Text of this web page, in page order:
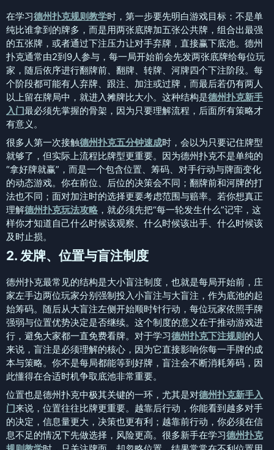
在学习德州扑克规则教学时，第一步要先明白游戏目标：不是单
纯比谁拿到的牌多，而是用两张底牌加五张公共牌，组合出最强
的五张牌，或者通过下注压力让对手弃牌，直接赢下底池。德州
扑克通常由2到9人参与，每一局开始前会先发两张底牌给每位玩
家，随后依序进行翻牌前、翻牌、转牌、河牌四个下注阶段。每
个阶段都可能有人弃牌、跟注、加注或过牌，而最后若仍有两人
以上留在牌局中，就进入摊牌比大小。这种结构是德州扑克新手
入门最必须先掌握的骨架，因为只要理解流程，后面所有策略才
有意义。
很多人第一次接触德州扑克五分钟速成时，会以为只要记住牌型
就够了，但实际上流程比牌型更重要。因为德州扑克不是单纯的
“拿好牌就赢”，而是一个包含位置、筹码、对手行动与牌面变化
的动态游戏。你在前位、后位的决策会不同；翻牌前和河牌的打
法也不同；面对加注时的选择更要考虑范围与赔率。若你想真正
理解德州扑克玩法攻略 ，就必须先把“每一轮发生什么”记牢，这
样你才知道自己什么时候该观察、什么时候该出手、什么时候该
及时止损。
2. 发牌、位置与盲注制度
德州扑克最常见的结构是大小盲注制度，也就是每局开始前，庄
家左手边两位玩家分别强制投入小盲注与大盲注，作为底池的起
始筹码。随后从大盲注左侧开始顺时针行动，每位玩家依照手牌
强弱与位置优势决定是否继续。这个制度的意义在于推动游戏进
行，避免大家都一直免费看牌。对于学习德州扑克下注规则的人
来说，盲注是必须理解的核心，因为它直接影响你每一手牌的成
本与策略。你不是每局都能等到好牌，盲注会不断消耗筹码，因
此懂得在合适时机争取底池非常重要。
位置也是德州扑克中极其关键的一环，尤其是对德州扑克新手入
门来说，位置往往比牌更重要。越靠后行动，你能看到越多对手
的决定，信息量更大，决策也更有利；越靠前行动，你必须在信
息不足的情况下先做选择，风险更高。很多新手在学习德州扑克